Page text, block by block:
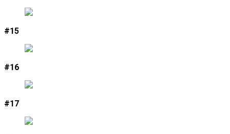
#15
#16
#17